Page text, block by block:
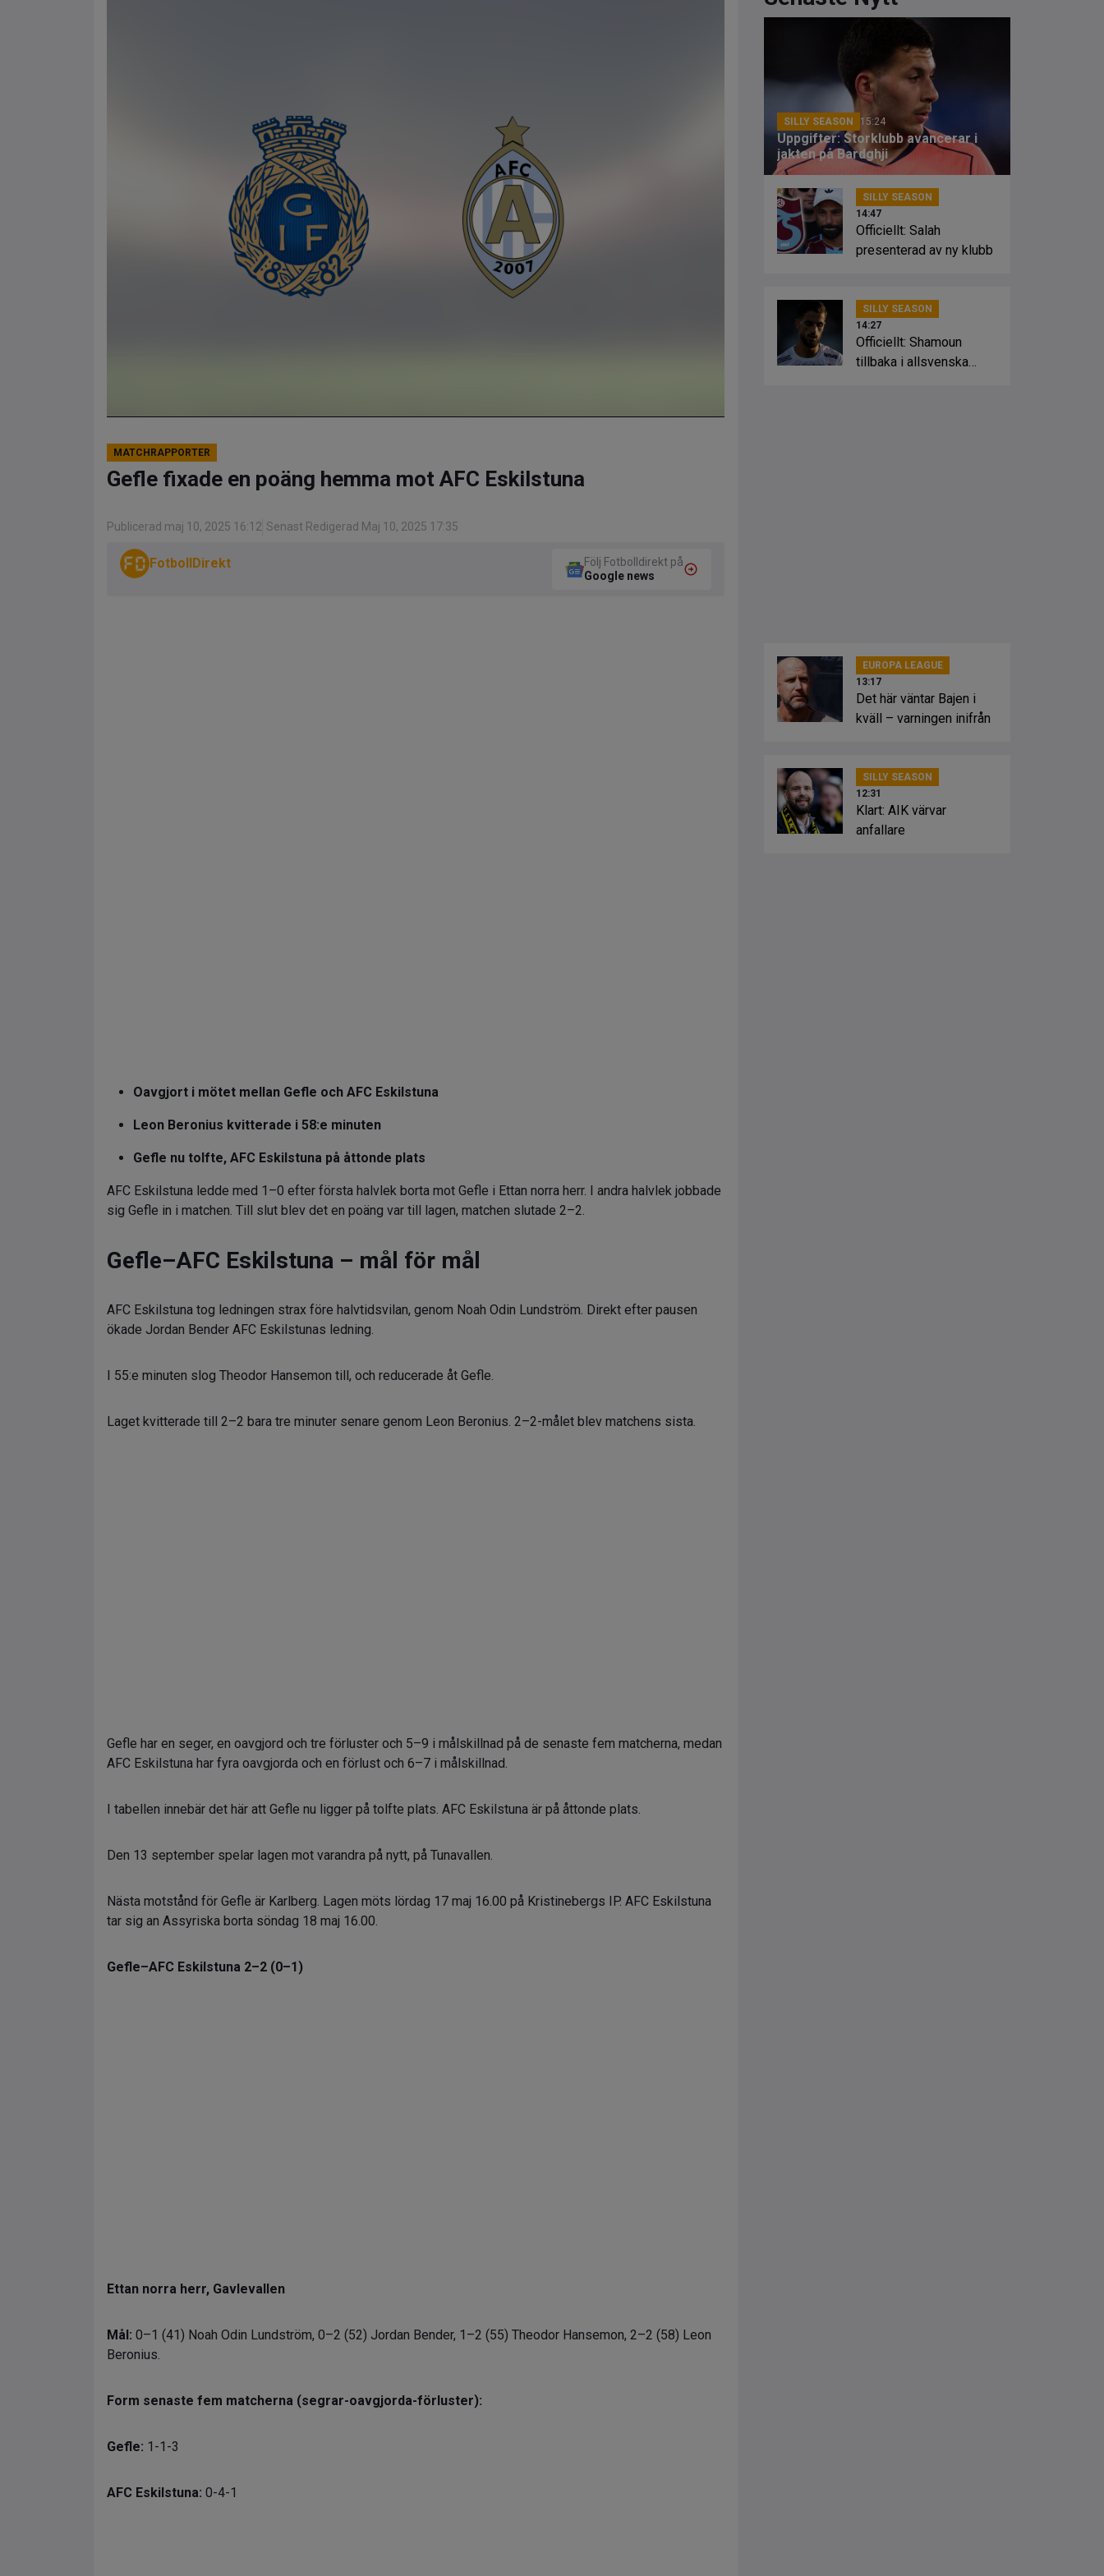
MATCHRAPPORTER
Gefle fixade en poäng hemma mot AFC Eskilstuna
Publicerad maj 10, 2025 16:12 Senast Redigerad Maj 10, 2025 17:35
FotbollDirekt
Följ Fotbolldirekt på
Google news
Oavgjort i mötet mellan Gefle och AFC Eskilstuna
Leon Beronius kvitterade i 58:e minuten
Gefle nu tolfte, AFC Eskilstuna på åttonde plats
AFC Eskilstuna ledde med 1–0 efter första halvlek borta mot Gefle i Ettan norra herr. I andra halvlek jobbade
sig Gefle in i matchen. Till slut blev det en poäng var till lagen, matchen slutade 2–2.
Gefle–AFC Eskilstuna – mål för mål
AFC Eskilstuna tog ledningen strax före halvtidsvilan, genom Noah Odin Lundström. Direkt efter pausen
ökade Jordan Bender AFC Eskilstunas ledning.
I 55:e minuten slog Theodor Hansemon till, och reducerade åt Gefle.
Laget kvitterade till 2–2 bara tre minuter senare genom Leon Beronius. 2–2-målet blev matchens sista.
Gefle har en seger, en oavgjord och tre förluster och 5–9 i målskillnad på de senaste fem matcherna, medan
AFC Eskilstuna har fyra oavgjorda och en förlust och 6–7 i målskillnad.
I tabellen innebär det här att Gefle nu ligger på tolfte plats. AFC Eskilstuna är på åttonde plats.
Den 13 september spelar lagen mot varandra på nytt, på Tunavallen.
Nästa motstånd för Gefle är Karlberg. Lagen möts lördag 17 maj 16.00 på Kristinebergs IP. AFC Eskilstuna
tar sig an Assyriska borta söndag 18 maj 16.00.
Gefle–AFC Eskilstuna 2–2 (0–1)
Ettan norra herr, Gavlevallen
Mål: 0–1 (41) Noah Odin Lundström, 0–2 (52) Jordan Bender, 1–2 (55) Theodor Hansemon, 2–2 (58) Leon
Beronius.
Form senaste fem matcherna (segrar-oavgjorda-förluster):
Gefle: 1-1-3
AFC Eskilstuna: 0-4-1
SILLY SEASON 15:24
Uppgifter: Storklubb avancerar i
jakten på Bardghji
SILLY SEASON
14:47
Officiellt: Salah
presenterad av ny klubb
SILLY SEASON
14:27
Officiellt: Shamoun
tillbaka i allsvenska
EUROPA LEAGUE
13:17
Det här väntar Bajen i
kväll – varningen inifrån
SILLY SEASON
12:31
Klart: AIK värvar
anfallare